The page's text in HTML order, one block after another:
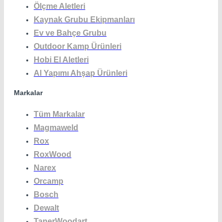
Ölçme Aletleri
Kaynak Grubu Ekipmanları
Ev ve Bahçe Grubu
Outdoor Kamp Ürünleri
Hobi El Aletleri
Al Yapımı Ahşap Ürünleri
Markalar
Tüm Markalar
Magmaweld
Rox
RoxWood
Narex
Orcamp
Bosch
Dewalt